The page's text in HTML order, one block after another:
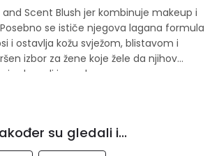
and Scent Blush jer kombinuje makeup i
se ističe njegova lagana formula
i ostavlja kožu svježom, blistavom i
izbor za žene koje žele da njihov
ali i posebno.
su gledali i...